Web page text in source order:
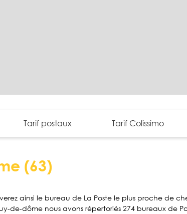
Tarif postaux Tarif Colissimo
(63)
ainsi le bureau de La Poste le plus proche de
de-dôme nous avons répertoriés 274 bureaux de